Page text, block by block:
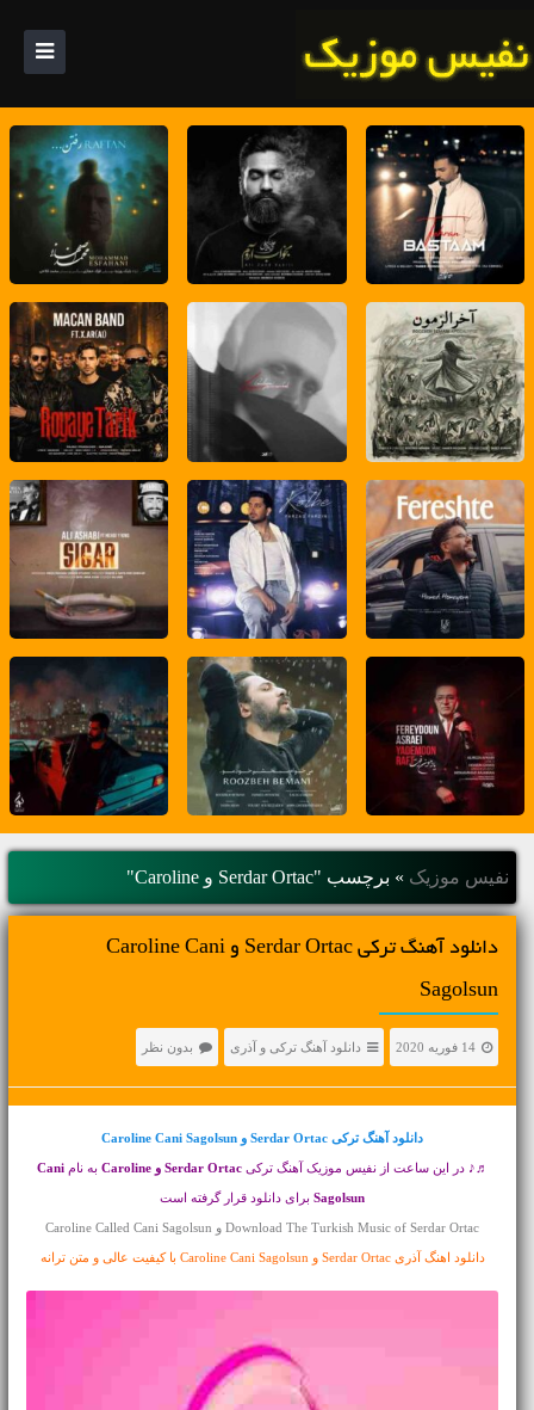
نفیس موزیک » برچسب "Serdar Ortac و Caroline"
دانلود آهنگ ترکی Serdar Ortac و Caroline Cani
Sagolsun
14 فوریه 2020 دانلود آهنگ ترکی و آذری بدون نظر
دانلود آهنگ ترکیSerdar Ortac و Caroline Cani Sagolsun
♬♪ در این ساعت از نفیس موزیک آهنگ ترکیSerdar Ortac و Caroline به نامCani
Sagolsunبرای دانلود قرار گرفته است
Download The Turkish Music of Serdar Ortac و Caroline Called Cani Sagolsun
دانلود اهنگ آذری Serdar Ortac و Caroline Cani Sagolsun با کیفیت عالی و متن ترانه